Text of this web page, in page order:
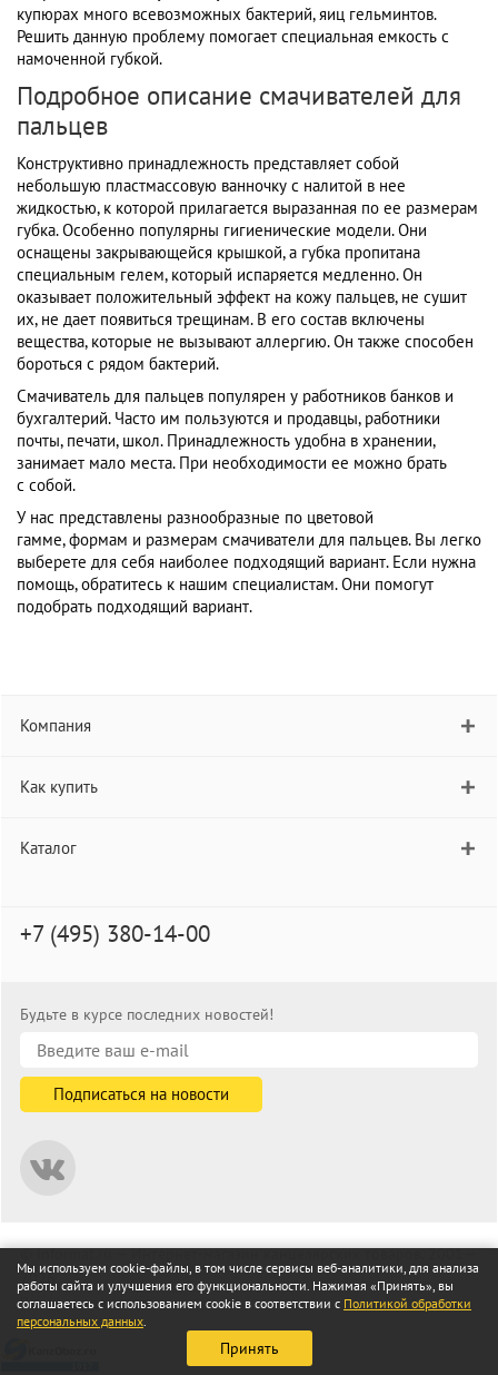
купюрах много всевозможных бактерий, яиц гельминтов.
Решить данную проблему помогает специальная емкость с
намоченной губкой.
Подробное описание смачивателей для
пальцев
Конструктивно принадлежность представляет собой
небольшую пластмассовую ванночку с налитой в нее
жидкостью, к которой прилагается выразанная по ее размерам
губка. Особенно популярны гигиенические модели. Они
оснащены закрывающейся крышкой, а губка пропитана
специальным гелем, который испаряется медленно. Он
оказывает положительный эффект на кожу пальцев, не сушит
их, не дает появиться трещинам. В его состав включены
вещества, которые не вызывают аллергию. Он также способен
бороться с рядом бактерий.
Смачиватель для пальцев популярен у работников банков и
бухгалтерий. Часто им пользуются и продавцы, работники
почты, печати, школ. Принадлежность удобна в хранении,
занимает мало места. При необходимости ее можно брать
с собой.
У нас представлены разнообразные по цветовой
гамме, формам и размерам смачиватели для пальцев. Вы легко
выберете для себя наиболее подходящий вариант. Если нужна
помощь, обратитесь к нашим специалистам. Они помогут
подобрать подходящий вариант.
Компания
Как купить
Каталог
+7 (495) 380-14-00
Будьте в курсе последних новостей!
© informat.ru — Интернет-магазин канцелярских товаров. 2001—
2026
Все права защищены
Мы используем cookie-файлы, в том числе сервисы веб-аналитики, для анализа
работы сайта и улучшения его функциональности. Нажимая «Принять», вы
соглашаетесь с использованием cookie в соответствии с Политикой обработки
персональных данных.
Принять